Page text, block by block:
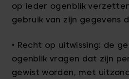
op ieder ogenblik
gebruik van zijn gegevens
• Recht op uitwissing: de
ogenblik vragen dat zijn
gewist worden, met